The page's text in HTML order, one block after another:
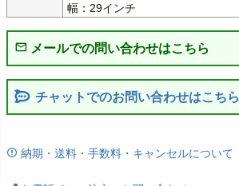
幅：29インチ
チャットでのお問い合わせはこちら
納期・送料・手数料・キャンセルについて